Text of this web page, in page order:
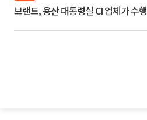
브랜드, 용산 대통령실 CI 업체가 수행